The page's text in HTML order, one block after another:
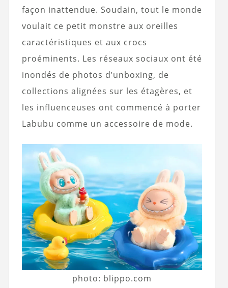
façon inattendue. Soudain, tout le monde
voulait ce petit monstre aux oreilles
caractéristiques et aux crocs
proéminents. Les réseaux sociaux ont été
inondés de photos d’unboxing, de
collections alignées sur les étagères, et
les influenceuses ont commencé à porter
Labubu comme un accessoire de mode.
photo: blippo.com